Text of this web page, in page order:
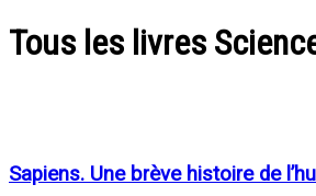
Tous les livres
Sapiens. Une brève histoire de